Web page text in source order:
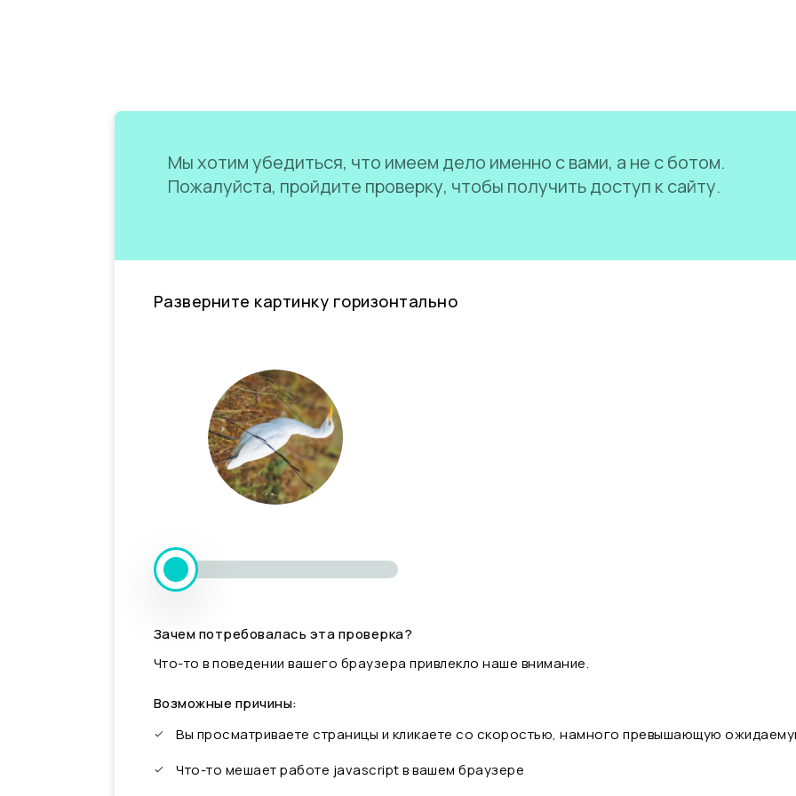
Мы хотим убедиться, что имеем дело именно с вами, а не с ботом.
Пожалуйста, пройдите проверку, чтобы получить доступ к сайту.
Разверните картинку горизонтально
Зачем потребовалась эта проверка?
Что-то в поведении вашего браузера привлекло наше внимание.
Возможные причины:
Вы просматриваете страницы и кликаете со скоростью, намного превышающую
Что-то мешает работе javascript в вашем браузере